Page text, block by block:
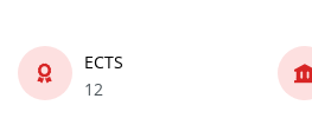
ECTS
12